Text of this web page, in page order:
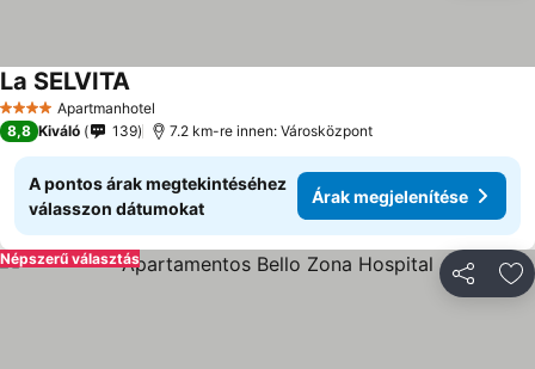
4 KategóriaApartmanhotel
La SELVITA
8,8 Kiváló 139 7.2 km-re innen: Városközpont
A pontos árak megtekintéséhez
válasszon dátumokat
Árak megjelenítése
Népszerű választás